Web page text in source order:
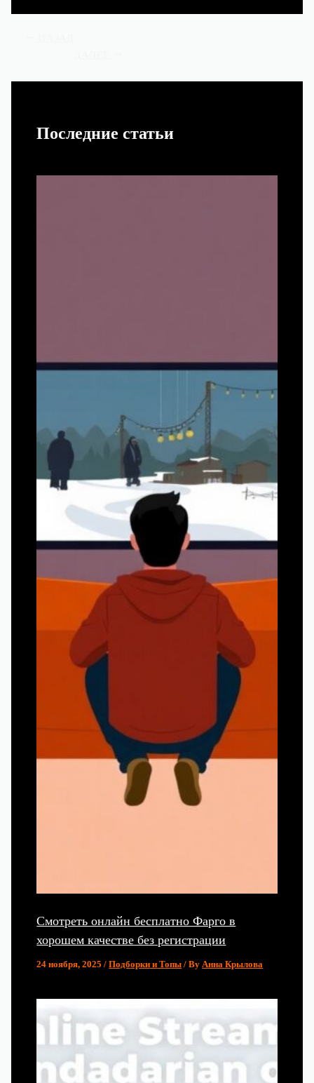
Последние статьи
Смотреть онлайн бесплатно Фарго в
хорошем качестве без регистрации
24 ноября, 2025/Подборки и Топы / By Анна Крылова